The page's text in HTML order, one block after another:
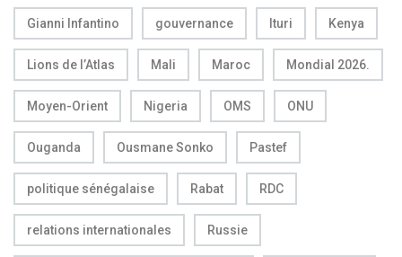
Gianni Infantino gouvernance Ituri Kenya
Lions de l’Atlas Mali Maroc Mondial 2026.
Moyen-Orient Nigeria OMS ONU
Ouganda Ousmane Sonko Pastef
politique sénégalaise Rabat RDC
relations internationales Russie